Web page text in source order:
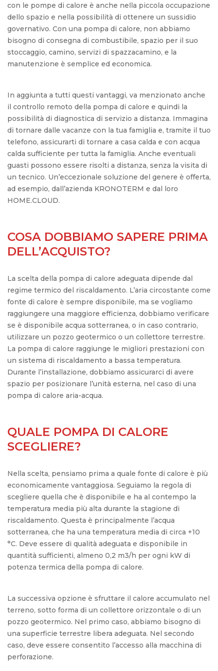
con le pompe di calore è anche nella piccola occupazione
dello spazio e nella possibilità di ottenere un sussidio
governativo. Con una pompa di calore, non abbiamo
bisogno di consegna di combustibile, spazio per il suo
stoccaggio, camino, servizi di spazzacamino, e la
manutenzione è semplice ed economica.
In aggiunta a tutti questi vantaggi, va menzionato anche
il controllo remoto della pompa di calore e quindi la
possibilità di diagnostica di servizio a distanza. Immagina
di tornare dalle vacanze con la tua famiglia e, tramite il tuo
telefono, assicurarti di tornare a casa calda e con acqua
calda sufficiente per tutta la famiglia. Anche eventuali
guasti possono essere risolti a distanza, senza la visita di
un tecnico. Un’eccezionale soluzione del genere è offerta,
ad esempio, dall’azienda KRONOTERM e dal loro
HOME.CLOUD.
COSA DOBBIAMO SAPERE PRIMA
DELL’ACQUISTO?
La scelta della pompa di calore adeguata dipende dal
regime termico del riscaldamento. L’aria circostante come
fonte di calore è sempre disponibile, ma se vogliamo
raggiungere una maggiore efficienza, dobbiamo verificare
se è disponibile acqua sotterranea, o in caso contrario,
utilizzare un pozzo geotermico o un collettore terrestre.
La pompa di calore raggiunge le migliori prestazioni con
un sistema di riscaldamento a bassa temperatura.
Durante l’installazione, dobbiamo assicurarci di avere
spazio per posizionare l’unità esterna, nel caso di una
pompa di calore aria-acqua.
QUALE POMPA DI CALORE
SCEGLIERE?
Nella scelta, pensiamo prima a quale fonte di calore è più
economicamente vantaggiosa. Seguiamo la regola di
scegliere quella che è disponibile e ha al contempo la
temperatura media più alta durante la stagione di
riscaldamento. Questa è principalmente l’acqua
sotterranea, che ha una temperatura media di circa +10
°C. Deve essere di qualità adeguata e disponibile in
quantità sufficienti, almeno 0,2 m3/h per ogni kW di
potenza termica della pompa di calore.
La successiva opzione è sfruttare il calore accumulato nel
terreno, sotto forma di un collettore orizzontale o di un
pozzo geotermico. Nel primo caso, abbiamo bisogno di
una superficie terrestre libera adeguata. Nel secondo
caso, deve essere consentito l’accesso alla macchina di
perforazione.